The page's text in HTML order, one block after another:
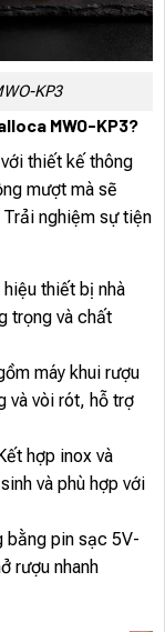
KP3
MWO-KP3?
với thiết kế thông
mượt mà sẽ
nghiệm sự tiện
thiết bị nhà
trọng và chất
máy khui rượu
và vòi rót, hỗ trợ
hợp inox và
và phù hợp với
bằng pin sạc 5V-
rượu nhanh